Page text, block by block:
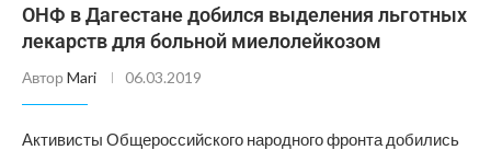
ОНФ в Дагестане добился выделения льготных
лекарств для больной миелолейкозом
Автор Mari 06.03.2019
Активисты Общероссийского народного фронта добились